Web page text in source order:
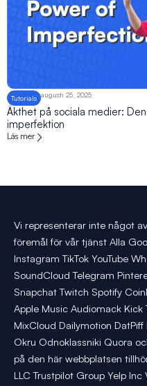
Tutorials augusti 25, 2025
Äkthet på sociala medier:
imperfektion
Läs mer
Vi representerar inte något
föremål för vår tjänst Alla
Instagram TikTok YouTube
SoundCloud Telegram
Snapchat Twitch Spotify
Apple Music Audiomack
MixCloud Dailymotion DatPiff
Okru Odnoklassniki Quora
på den här webbplatsen
LLC Trustpilot Group Yelp